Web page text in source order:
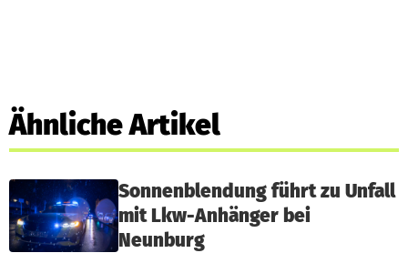
Ähnliche Artikel
Sonnenblendung führt zu Unfall
mit Lkw-Anhänger bei
Neunburg